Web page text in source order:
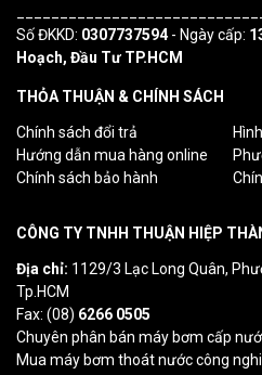
Số ĐKKD: 0307737594- Ngày cấp:
Hoạch, Đầu Tư TP.HCM
THỎA THUẬN & CHÍNH SÁCH
Chính sách đổi trả
Hướng dẫn mua hàng online
Chính sách bảo hành
CÔNG TY TNHH THUẬN HIỆP
Địa chỉ: 1129/3 Lạc Long Quân,
Tp.HCM
Fax: (08) 6266 0505
Chuyên phân bán máy bơm cấp
Mua máy bơm thoát nước công